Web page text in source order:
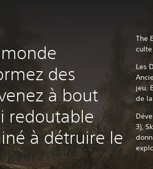
des
à bout
redoutable
à détruire le
The
culte
Les
jeu.
de
3),